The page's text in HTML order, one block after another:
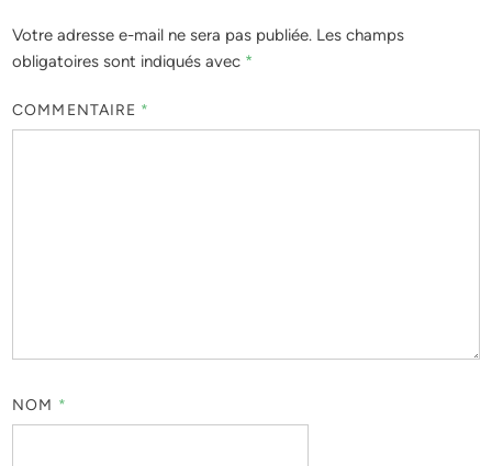
Votre adresse e-mail ne sera pas publiée. Les champs
obligatoires sont indiqués avec *
COMMENTAIRE *
NOM *